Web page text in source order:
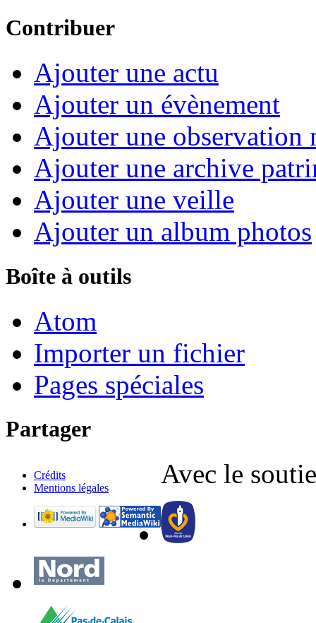
Contribuer
Ajouter une actu
Ajouter un évènement
Ajouter une observation
Ajouter une archive
Ajouter une veille
Ajouter un album photos
Boîte à outils
Atom
Importer un fichier
Pages spéciales
Partager
Crédits
Mentions légales
Avec le